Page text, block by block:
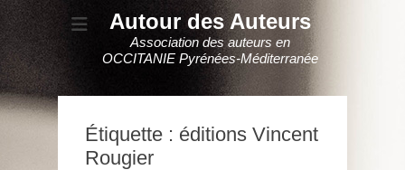
Autour des Auteurs
Association des auteurs en
OCCITANIE Pyrénées-Méditerranée
Étiquette : éditions Vincent
Rougier